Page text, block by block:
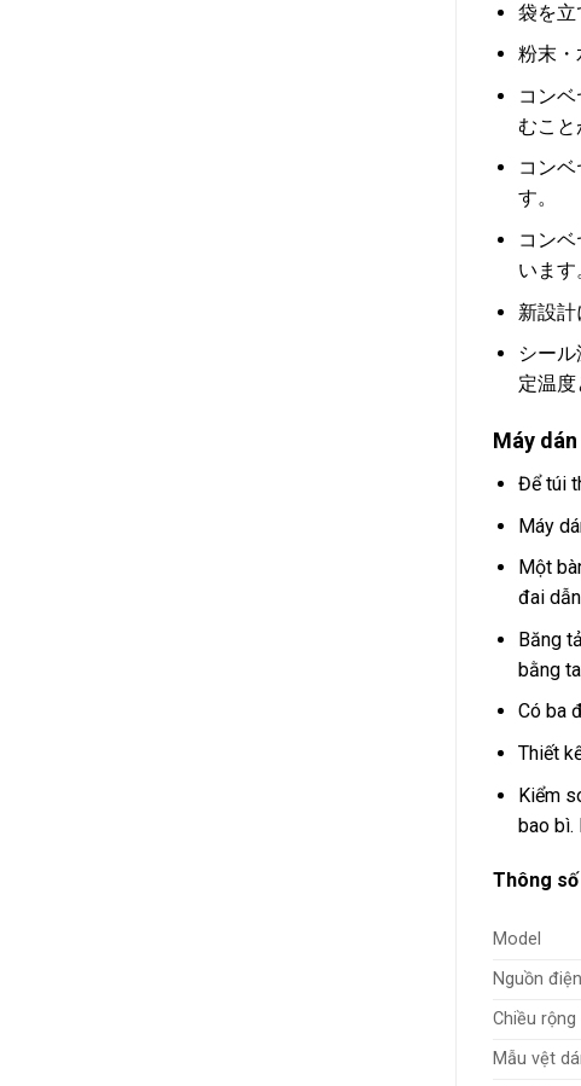
袋を立
粉末・
コン
むこと
コン
す。
コン
います
新設
シー
定温度
Máy
Để túi
Máy
Một
đai
Băng
bằng
Có ba
Thiết
Kiểm
bao bì.
Thông
Model
Nguồn điện
Chiều
Mẫu vệt